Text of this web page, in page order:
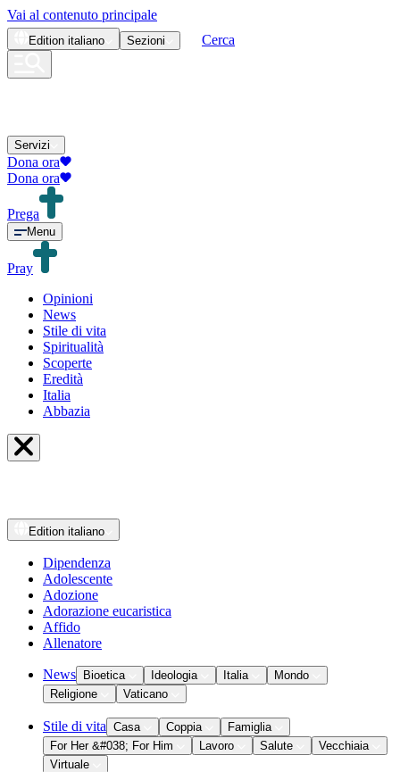
Vai al contenuto principale
Edition italiano Sezioni Cerca
Servizi
Dona ora
Dona ora
Prega
Menu
Pray
Opinioni
News
Stile di vita
Spiritualità
Scoperte
Eredità
Italia
Abbazia
Edition italiano
Dipendenza
Adolescente
Adozione
Adorazione eucaristica
Affido
Allenatore
News Bioetica Ideologia Italia
Mondo
Religione
Vaticano
Stile di vita Casa Coppia
Famiglia
For Her &#038; For Him
Lavoro Salute
Vecchiaia
Virtuale